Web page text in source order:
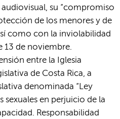
su “compromiso
de los menores y de
como con la inviolabilidad
13 de noviembre.
entre la Iglesia
de Costa Rica, a
denominada “Ley
en perjuicio de la
Responsabilidad